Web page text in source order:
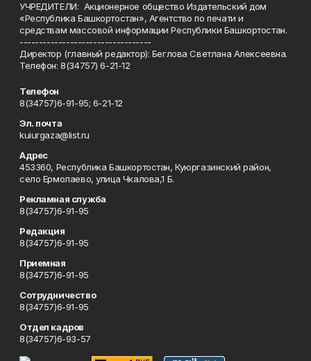
УЧРЕДИТЕЛИ: Акционерное общество Издательский дом
«Республика Башкортостан», Агентство по печати и
средствам массовой информации Республики Башкортостан.
----------------------------------
Директор (главный редактор): Беглова Светлана Алексеевна.
Телефон: 8(34757) 6-21-12
Телефон
8(34757)6-91-95; 6-21-12
Эл. почта
kuiurgaza@list.ru
Адрес
453360, Республика Башкортостан, Куюргазинский район,
село Ермолаево, улица Чкалова,1 Б.
Рекламная служба
8(34757)6-91-95
Редакция
8(34757)6-91-95
Приемная
8(34757)6-91-95
Сотрудничество
8(34757)6-91-95
Отдел кадров
8(34757)6-93-57